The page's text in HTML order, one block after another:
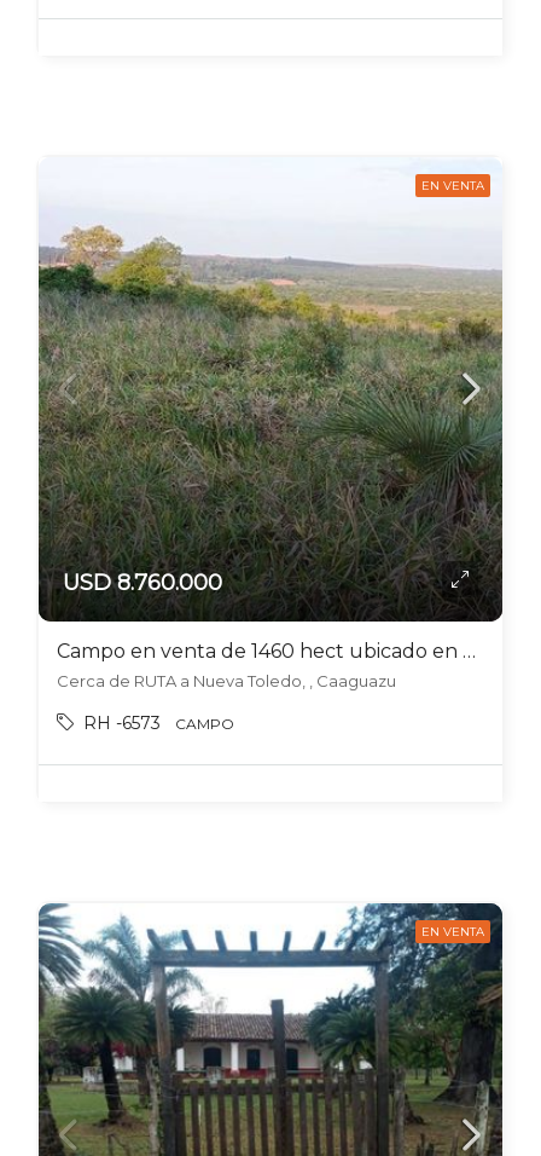
EN VENTA
USD 8.760.000
Campo en venta de 1460 hect ubicado en Caaguazu
Cerca de RUTA a Nueva Toledo, , Caaguazu
RH -6573 CAMPO
EN VENTA